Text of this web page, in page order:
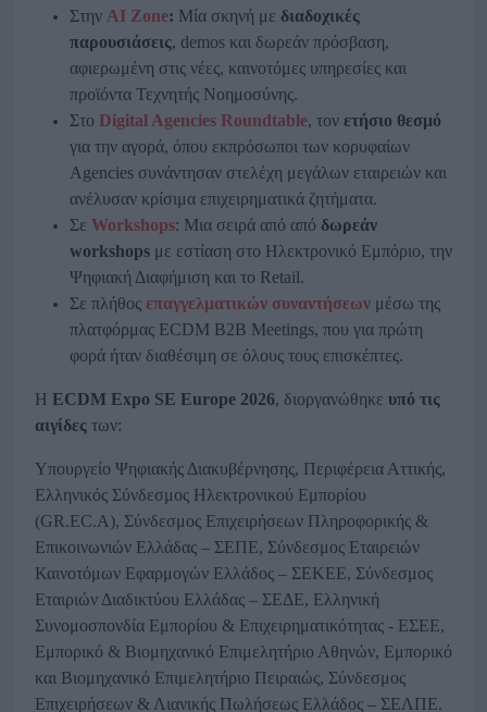
Στην AI Zone: Μία σκηνή με διαδοχικές
παρουσιάσεις, demos και δωρεάν πρόσβαση,
αφιερωμένη στις νέες, καινοτόμες υπηρεσίες και
προϊόντα Τεχνητής Νοημοσύνης.
Στο Digital Agencies Roundtable, τον ετήσιο θεσμό
για την αγορά, όπου εκπρόσωποι των κορυφαίων
Agencies συνάντησαν στελέχη μεγάλων εταιρειών και
ανέλυσαν κρίσιμα επιχειρηματικά ζητήματα.
Σε Workshops: Μια σειρά από από δωρεάν
workshops με εστίαση στο Ηλεκτρονικό Εμπόριο, την
Ψηφιακή Διαφήμιση και το Retail.
Σε πλήθος επαγγελματικών συναντήσεων μέσω της
πλατφόρμας ECDM B2B Meetings, που για πρώτη
φορά ήταν διαθέσιμη σε όλους τους επισκέπτες.
Η ECDM Expo SE Europe 2026, διοργανώθηκε υπό τις
αιγίδες των:
Υπουργείο Ψηφιακής Διακυβέρνησης, Περιφέρεια Αττικής,
Ελληνικός Σύνδεσμος Ηλεκτρονικού Εμπορίου
(GR.EC.A), Σύνδεσμος Επιχειρήσεων Πληροφορικής &
Επικοινωνιών Ελλάδας – ΣΕΠΕ, Σύνδεσμος Εταιρειών
Καινοτόμων Εφαρμογών Ελλάδος – ΣΕΚΕΕ, Σύνδεσμος
Εταιριών Διαδικτύου Ελλάδας – ΣΕΔΕ, Ελληνική
Συνομοσπονδία Εμπορίου & Επιχειρηματικότητας - ΕΣΕΕ,
Εμπορικό & Βιομηχανικό Επιμελητήριο Αθηνών, Εμπορικό
και Βιομηχανικό Επιμελητήριο Πειραιώς, Σύνδεσμος
Επιχειρήσεων & Λιανικής Πωλήσεως Ελλάδος – ΣΕΛΠΕ.